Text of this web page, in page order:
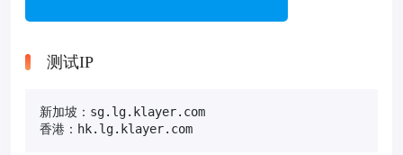
测试IP
新加坡：sg.lg.klayer.com
香港：hk.lg.klayer.com